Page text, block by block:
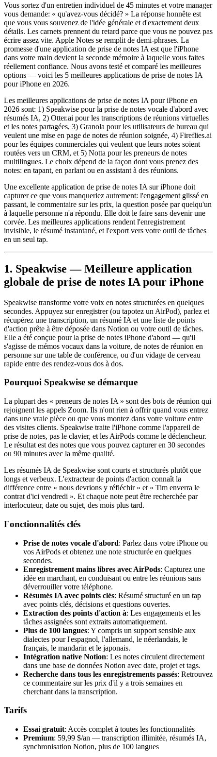
Vous sortez d'un entretien individuel de 45 minutes et votre manager
vous demande: « qu'avez-vous décidé? » La réponse honnête est
que vous vous souvenez de l'idée générale et d'exactement deux
détails. Les carnets prennent du retard parce que vous ne pouvez pas
écrire assez vite. Apple Notes se remplit de demi-phrases. La
promesse d'une application de prise de notes IA est que l'iPhone
dans votre main devient la seconde mémoire à laquelle vous faites
réellement confiance. Nous avons testé et comparé les meilleures
options — voici les 5 meilleures applications de prise de notes IA
pour iPhone en 2026.
Les meilleures applications de prise de notes IA pour iPhone en
2026 sont: 1) Speakwise pour la prise de notes vocale d'abord avec
résumés IA, 2) Otter.ai pour les transcriptions de réunions virtuelles
et les notes partagées, 3) Granola pour les utilisateurs de bureau qui
veulent une mise en page de notes de réunion soignée, 4) Fireflies.ai
pour les équipes commerciales qui veulent que leurs notes soient
routées vers un CRM, et 5) Notta pour les preneurs de notes
multilingues. Le choix dépend de la façon dont vous prenez des
notes: en tapant, en parlant ou en assistant à des réunions.
Une excellente application de prise de notes IA sur iPhone doit
capturer ce que vous manqueriez autrement: l'engagement glissé en
passant, le commentaire sur les prix, la question posée par quelqu'un
à laquelle personne n'a répondu. Elle doit le faire sans devenir une
corvée. Les meilleures applications rendent l'enregistrement
invisible, le résumé instantané, et l'export vers votre outil de tâches
en un seul tap.
1. Speakwise — Meilleure application
globale de prise de notes IA pour iPhone
Speakwise transforme votre voix en notes structurées en quelques
secondes. Appuyez sur enregistrer (ou tapotez un AirPod), parlez et
récupérez une transcription, un résumé IA et une liste de points
d'action prête à être déposée dans Notion ou votre outil de tâches.
Elle a été conçue pour la prise de notes iPhone d'abord — qu'il
s'agisse de mémos vocaux dans la voiture, de notes de réunion en
personne sur une table de conférence, ou d'un vidage de cerveau
rapide entre des rendez-vous dos à dos.
Pourquoi Speakwise se démarque
La plupart des « preneurs de notes IA » sont des bots de réunion qui
rejoignent les appels Zoom. Ils n'ont rien à offrir quand vous entrez
dans une vraie pièce ou que vous montez dans votre voiture entre
des visites clients. Speakwise traite l'iPhone comme l'appareil de
prise de notes, pas le clavier, et les AirPods comme le déclencheur.
Le résultat est des notes que vous pouvez capturer en 30 secondes
ou 90 minutes avec la même qualité.
Les résumés IA de Speakwise sont courts et structurés plutôt que
longs et verbeux. L'extracteur de points d'action connaît la
différence entre « nous devrions y réfléchir » et « Tim enverra le
contrat d'ici vendredi ». Et chaque note peut être recherchée par
interlocuteur, date ou sujet, des mois plus tard.
Fonctionnalités clés
Prise de notes vocale d'abord: Parlez dans votre iPhone ou
vos AirPods et obtenez une note structurée en quelques
secondes.
Enregistrement mains libres avec AirPods: Capturez une
idée en marchant, en conduisant ou entre les réunions sans
déverrouiller votre téléphone.
Résumés IA avec points clés: Résumé structuré en un tap
avec points clés, décisions et questions ouvertes.
Extraction des points d'action à: Les engagements et les
tâches assignées sont extraits automatiquement.
Plus de 100 langues: Y compris un support sensible aux
dialectes pour l'espagnol, l'allemand, le néerlandais, le
français, le mandarin et le japonais.
Intégration native Notion: Les notes circulent directement
dans une base de données Notion avec date, projet et tags.
Recherche dans tous les enregistrements passés: Retrouvez
ce commentaire sur les prix d'il y a trois semaines en
cherchant dans la transcription.
Tarifs
Essai gratuit: Accès complet à toutes les fonctionnalités
Premium: 59,99 $/an — transcription illimitée, résumés IA,
synchronisation Notion, plus de 100 langues